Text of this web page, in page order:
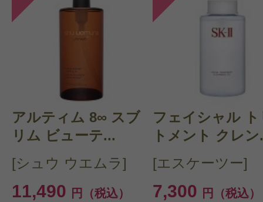
このコスメのレビューを書いて
CT会員様は、マイページの「購
らクチコミ投稿すると1 商品に
ントプレゼント！
アルティム 8∞ スブ
リム ビューテ...
[シュウ ウエムラ]
11,490 円（税込）
フェイシャル ト
トメント クレ
[エスケーツー]
7,300 円（税込）